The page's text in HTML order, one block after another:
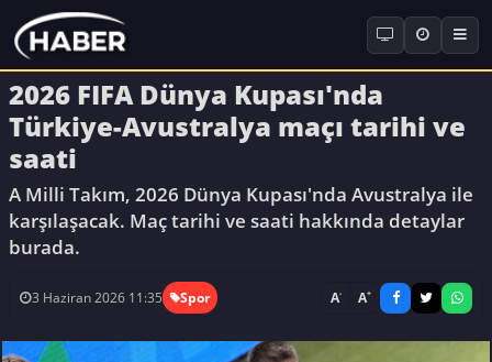
2026 FIFA Dünya Kupası'nda
Türkiye-Avustralya maçı tarihi ve
saati
A Milli Takım, 2026 Dünya Kupası'nda Avustralya ile
karşılaşacak. Maç tarihi ve saati hakkında detaylar
burada.
3 Haziran 2026 11:35 Spor A- A+